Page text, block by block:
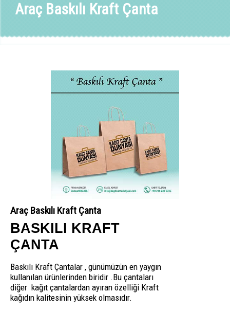
Araç Baskılı Kraft Çanta
Araç Baskılı Kraft Çanta
BASKILI KRAFT
ÇANTA
Baskılı Kraft Çantalar , günümüzün en yaygın
kullanılan ürünlerinden biridir .Bu çantaları
diğer kağıt çantalardan ayıran özelliği Kraft
kağıdın kalitesinin yüksek olmasıdır.